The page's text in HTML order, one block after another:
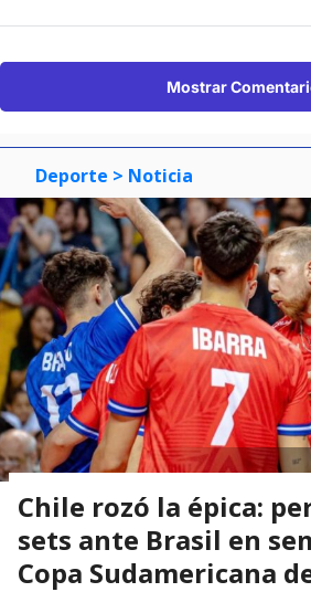
Mostrar
Deporte > Noticia
Chile rozó la épica:
sets ante Brasil en
Copa Sudamericana